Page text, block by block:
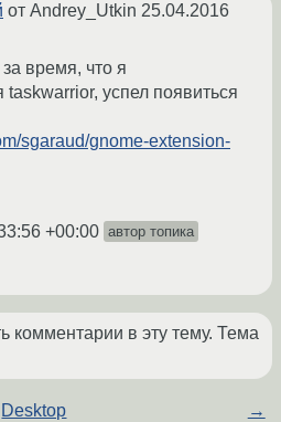
от Andrey_Utkin 25.04.2016
за время, что я
taskwarrior, успел появиться
sgaraud/gnome-extension-
+00:00 автор топика
комментарии в эту тему. Тема
Desktop →